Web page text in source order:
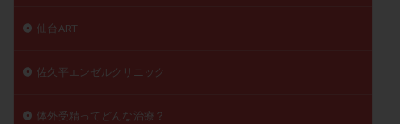
仙台ART
佐久平エンゼルクリニック
体外受精ってどんな治療？